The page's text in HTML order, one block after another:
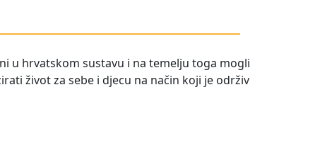
u hrvatskom sustavu i na temelju toga mogli
život za sebe i djecu na način koji je održiv